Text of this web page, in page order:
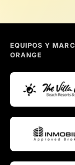
EQUIPOS Y
ORANGE